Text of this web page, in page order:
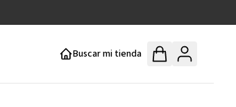
Buscar mi tienda